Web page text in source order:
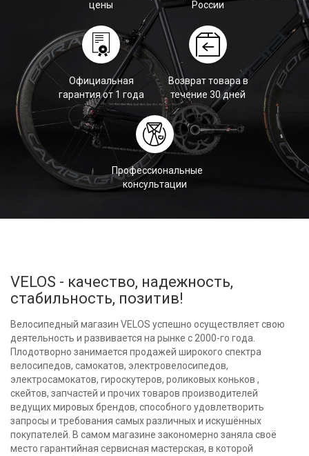
цены
России
Официальная
гарантия от 1 года
Возврат товара в
течение 30 дней
Профессиональные
консультации
VELOS - качество, надежность,
стабильность, позитив!
Велосипедный магазин VELOS успешно осуществляет свою
деятельность и развивается на рынке с 2000-го года.
Плодотворно занимается продажей широкого спектра
велосипедов, самокатов, электровелосипедов,
электросамокатов, гироскутеров, роликовых коньков ,
скейтов, запчастей и прочих товаров производителей
ведущих мировых брендов, способного удовлетворить
запросы и требования самых различных и искушённых
покупателей. В самом магазине закономерно заняла своё
место гарантийная сервисная мастерская, в которой